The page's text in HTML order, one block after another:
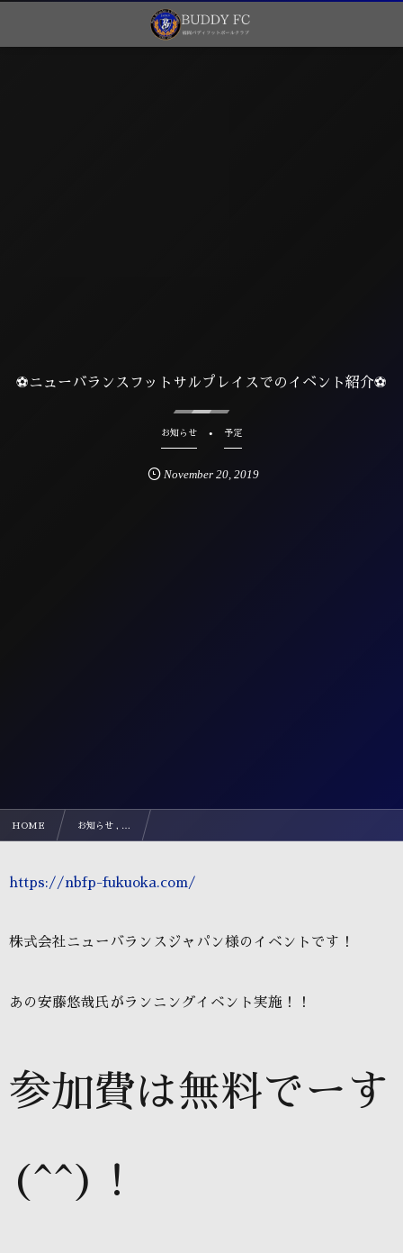
⚽️ニューバランスフットサルプレイスでのイベント紹介⚽️
お知らせ 予定
November 20, 2019
HOME お知らせ , …
https://nbfp-fukuoka.com/
株式会社ニューバランスジャパン様のイベントです！
あの安藤悠哉氏がランニングイベント実施！！
参加費は無料でーす
(^^)！